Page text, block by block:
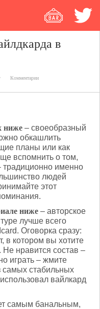
в
Комментарии
ниже – своеобразный
обкашлить
планы или как
вспомнить о том,
традиционно именно
людей
этот
ниже – авторское
лучше всего
Оговорка сразу:
в котором вы хотите
Не нравится состав –
играть – жмите
самых стабильных
вайлкард
самым банальным,